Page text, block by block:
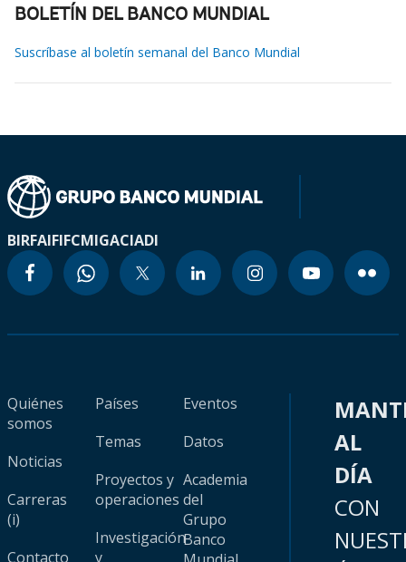
BOLETÍN DEL BANCO MUNDIAL
Suscríbase al boletín semanal del Banco Mundial
BIRFAIFIFCMIGACIADI
Quiénes
somos
Noticias
Carreras
(i)
Contacto
Países
Temas
Proyectos y
operaciones
Investigación
y
Eventos
Datos
Academia
del
Grupo
Banco
AL
DÍA
CON